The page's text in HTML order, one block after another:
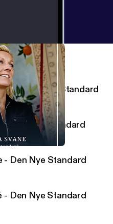
- Den Nye Standard
Den Nye Standard
- Den Nye Standard
- Den Nye Standard